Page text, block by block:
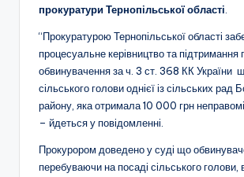
прокуратури Тернопільської області
“Прокуратурою Тернопільської області
процесуальне керівництво та підтримання
обвинувачення за ч. 3 ст. 368 КК України
сільського голови однієї із сільських рад
району, яка отримала 10 000 грн
– йдеться у повідомленні.
Прокурором доведено у суді що
перебуваючи на посаді сільського голови,